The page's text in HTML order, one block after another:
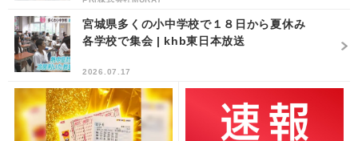
宮城県多くの小中学校で１８日から夏休み
各学校で集会 | khb東日本放送
2026.07.17